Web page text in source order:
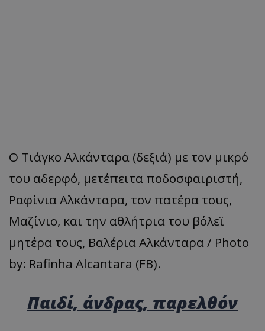
Ο Τιάγκο Αλκάνταρα (δεξιά) με τον μικρό
του αδερφό, μετέπειτα ποδοσφαιριστή,
Ραφίνια Αλκάνταρα, τον πατέρα τους,
Μαζίνιο, και την αθλήτρια του βόλεϊ
μητέρα τους, Βαλέρια Αλκάνταρα / Photo
by: Rafinha Alcantara (FB).
Παιδί, άνδρας, παρελθόν